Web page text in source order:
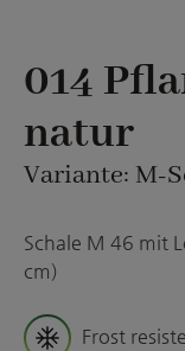
014
natur
Variante: M-
Schale M 46 mit
cm)
Frost